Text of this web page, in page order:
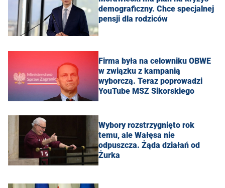
demograficzny. Chce specjalnej
pensji dla rodziców
Firma była na celowniku OBWE
w związku z kampanią
wyborczą. Teraz poprowadzi
YouTube MSZ Sikorskiego
Wybory rozstrzygnięto rok
temu, ale Wałęsa nie
odpuszcza. Żąda działań od
Żurka